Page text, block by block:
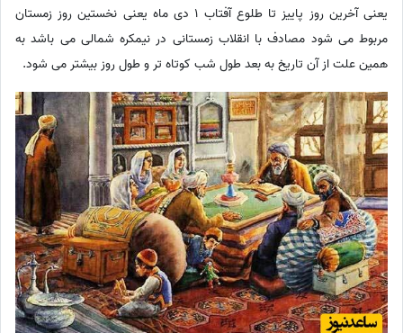
یعنی آخرین روز پاییز تا طلوع آفتاب 1 دی ماه یعنی نخستین روز زمستان
مربوط می شود مصادف با انقلاب زمستانی در نیمکره شمالی می باشد به
همین علت از آن تاریخ به بعد طول شب کوتاه تر و طول روز بیشتر می شود.